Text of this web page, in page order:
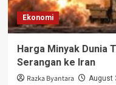
Ekonomi
Harga Minyak Dunia
Serangan ke Iran
Razka Byantara August